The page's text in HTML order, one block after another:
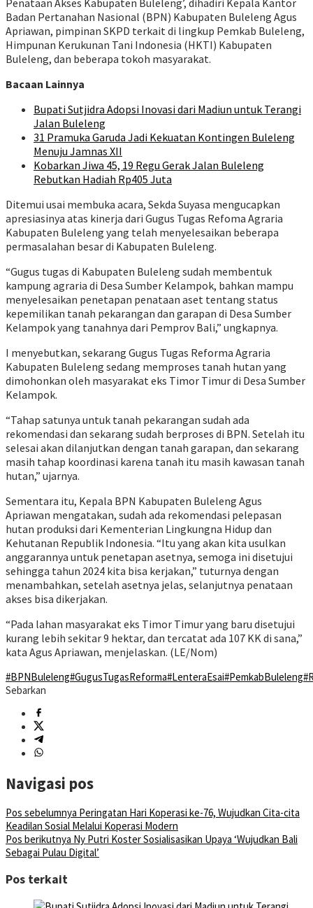
Penataan Akses Kabupaten Buleleng’, dihadiri Kepala Kantor
Badan Pertanahan Nasional (BPN) Kabupaten Buleleng Agus
Apriawan, pimpinan SKPD terkait di lingkup Pemkab Buleleng,
Himpunan Kerukunan Tani Indonesia (HKTI) Kabupaten
Buleleng, dan beberapa tokoh masyarakat.
Bacaan Lainnya
Bupati Sutjidra Adopsi Inovasi dari Madiun untuk Terangi
Jalan Buleleng
31 Pramuka Garuda Jadi Kekuatan Kontingen Buleleng
Menuju Jamnas XII
Kobarkan Jiwa 45, 19 Regu Gerak Jalan Buleleng
Rebutkan Hadiah Rp405 Juta
Ditemui usai membuka acara, Sekda Suyasa mengucapkan
apresiasinya atas kinerja dari Gugus Tugas Refoma Agraria
Kabupaten Buleleng yang telah menyelesaikan beberapa
permasalahan besar di Kabupaten Buleleng.
“Gugus tugas di Kabupaten Buleleng sudah membentuk
kampung agraria di Desa Sumber Kelampok, bahkan mampu
menyelesaikan penetapan penataan aset tentang status
kepemilikan tanah pekarangan dan garapan di Desa Sumber
Kelampok yang tanahnya dari Pemprov Bali,” ungkapnya.
I menyebutkan, sekarang Gugus Tugas Reforma Agraria
Kabupaten Buleleng sedang memproses tanah hutan yang
dimohonkan oleh masyarakat eks Timor Timur di Desa Sumber
Kelampok.
“Tahap satunya untuk tanah pekarangan sudah ada
rekomendasi dan sekarang sudah berproses di BPN. Setelah itu
selesai akan dilanjutkan dengan tanah garapan, dan sekarang
masih tahap koordinasi karena tanah itu masih kawasan tanah
hutan,” ujarnya.
Sementara itu, Kepala BPN Kabupaten Buleleng Agus
Apriawan mengatakan, sudah ada rekomendasi pelepasan
hutan produksi dari Kementerian Lingkungna Hidup dan
Kehutanan Republik Indonesia. “Itu yang akan kita usulkan
anggarannya untuk penetapan asetnya, semoga ini disetujui
sehingga tahun 2024 kita bisa kerjakan,” tuturnya dengan
menambahkan, setelah asetnya jelas, selanjutnya penataan
akses bisa dikerjakan.
“Pada lahan masyarakat eks Timor Timur yang baru disetujui
kurang lebih sekitar 9 hektar, dan tercatat ada 107 KK di sana,”
kata Agus Apriawan, menjelaskan. (LE/Nom)
#BPNBuleleng#GugusTugasReforma#LenteraEsai#PemkabBuleleng
Sebarkan
Navigasi pos
Pos sebelumnya Peringatan Hari Koperasi ke-76, Wujudkan Cita-cita
Keadilan Sosial Melalui Koperasi Modern
Pos berikutnya Ny Putri Koster Sosialisasikan Upaya ‘Wujudkan Bali
Sebagai Pulau Digital’
Pos terkait